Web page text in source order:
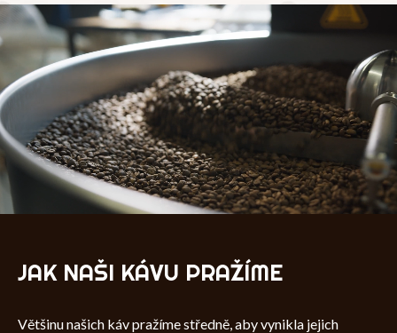
JAK NAŠI KÁVU PRAŽÍME
Většinu našich káv pražíme středně, aby vynikla jejich